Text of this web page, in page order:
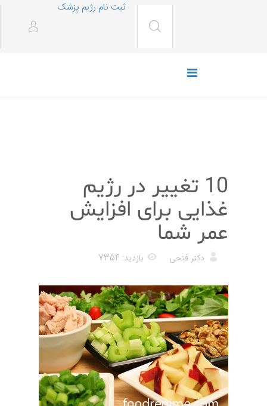
ثبت نام رژیم پزشک
10 تغییر در رژیم
غذایی برای افزایش
عمر شما
دکتر فتحی بازدید: 7354